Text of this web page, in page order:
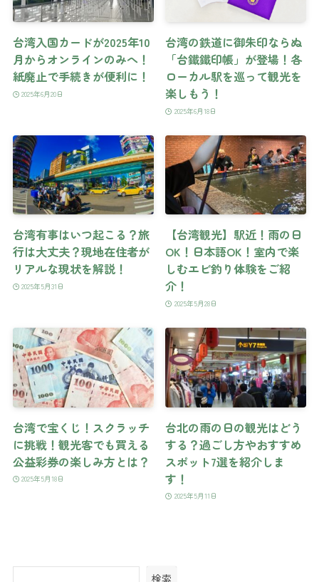
台湾入国カードが2025年10
月からオンラインのみへ！
紙廃止で手続きが便利に！
2025年6月20日
台湾の鉄道に御朱印ならぬ
「台鐵鐵印帳」が登場！各
ローカル駅を巡って観光を
楽しもう！
2025年6月18日
台湾有事はいつ起こる？旅
行は大丈夫？現地在住者が
リアルな現状を解説！
2025年5月31日
【台湾観光】駅近！雨の日
OK！日本語OK！室内で楽
しむエビ釣り体験をご紹
介！
2025年5月28日
台湾で宝くじ！スクラッチ
に挑戦！観光客でも買える
公益彩券の楽しみ方とは？
2025年5月18日
台北の雨の日の観光はどう
する？過ごし方やおすすめ
スポット7選を紹介しま
す！
2025年5月11日
検索